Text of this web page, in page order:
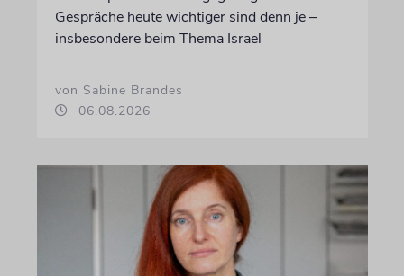
Gespräche heute wichtiger sind denn je –
insbesondere beim Thema Israel
von Sabine Brandes
06.08.2026